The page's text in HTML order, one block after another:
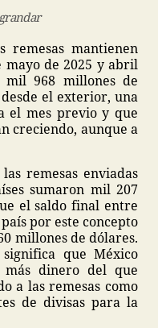
remesas mantienen
de 2025 y abril
mil 968 millones de
el exterior, una
el mes previo y que
creciendo, aunque a
remesas enviadas
sumaron mil 207
el saldo final entre
por este concepto
millones de dólares.
que México
más dinero del que
a las remesas como
de divisas para la